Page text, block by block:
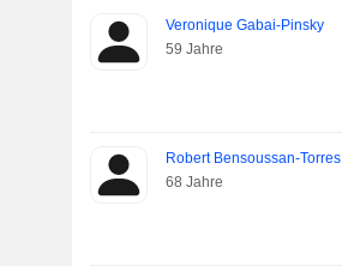
Veronique Gabai-Pinsky
59 Jahre
Robert Bensoussan-Torres
68 Jahre